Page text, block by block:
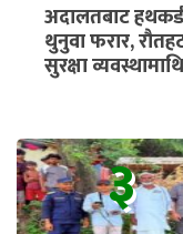
अदालतबाट
थुनुवा फरार,
सुरक्षा व्यवस्थामाथि
३